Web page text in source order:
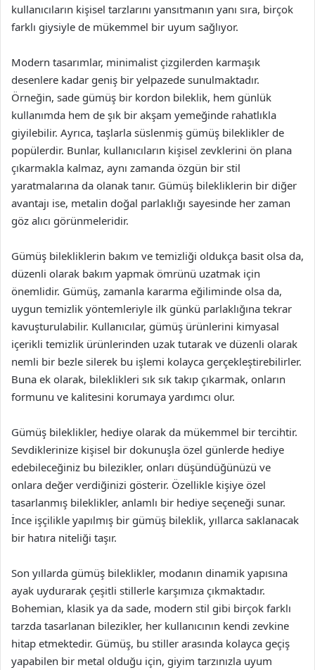
kullanıcıların kişisel tarzlarını yansıtmanın yanı sıra, birçok
farklı giysiyle de mükemmel bir uyum sağlıyor.
Modern tasarımlar, minimalist çizgilerden karmaşık
desenlere kadar geniş bir yelpazede sunulmaktadır.
Örneğin, sade gümüş bir kordon bileklik, hem günlük
kullanımda hem de şık bir akşam yemeğinde rahatlıkla
giyilebilir. Ayrıca, taşlarla süslenmiş gümüş bileklikler de
popülerdir. Bunlar, kullanıcıların kişisel zevklerini ön plana
çıkarmakla kalmaz, aynı zamanda özgün bir stil
yaratmalarına da olanak tanır. Gümüş bilekliklerin bir diğer
avantajı ise, metalin doğal parlaklığı sayesinde her zaman
göz alıcı görünmeleridir.
Gümüş bilekliklerin bakım ve temizliği oldukça basit olsa da,
düzenli olarak bakım yapmak ömrünü uzatmak için
önemlidir. Gümüş, zamanla kararma eğiliminde olsa da,
uygun temizlik yöntemleriyle ilk günkü parlaklığına tekrar
kavuşturulabilir. Kullanıcılar, gümüş ürünlerini kimyasal
içerikli temizlik ürünlerinden uzak tutarak ve düzenli olarak
nemli bir bezle silerek bu işlemi kolayca gerçekleştirebilirler.
Buna ek olarak, bileklikleri sık sık takıp çıkarmak, onların
formunu ve kalitesini korumaya yardımcı olur.
Gümüş bileklikler, hediye olarak da mükemmel bir tercihtir.
Sevdiklerinize kişisel bir dokunuşla özel günlerde hediye
edebileceğiniz bu bilezikler, onları düşündüğünüzü ve
onlara değer verdiğinizi gösterir. Özellikle kişiye özel
tasarlanmış bileklikler, anlamlı bir hediye seçeneği sunar.
İnce işçilikle yapılmış bir gümüş bileklik, yıllarca saklanacak
bir hatıra niteliği taşır.
Son yıllarda gümüş bileklikler, modanın dinamik yapısına
ayak uydurarak çeşitli stillerle karşımıza çıkmaktadır.
Bohemian, klasik ya da sade, modern stil gibi birçok farklı
tarzda tasarlanan bilezikler, her kullanıcının kendi zevkine
hitap etmektedir. Gümüş, bu stiller arasında kolayca geçiş
yapabilen bir metal olduğu için, giyim tarzınızla uyum